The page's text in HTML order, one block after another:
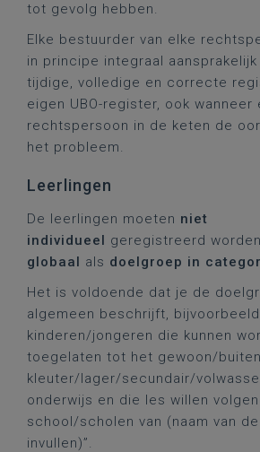
tot gevolg hebben.
Elke bestuurder van elke
in principe integraal
tijdige, volledige en correcte
eigen UBO-register, ook wanneer
rechtspersoon in de keten de
het probleem.
Leerlingen
De leerlingen moeten niet
individueel geregistreerd
globaal als doelgroep in
Het is voldoende dat je de
algemeen beschrijft,
kinderen/jongeren die kunnen
toegelaten tot het gewoon/
kleuter/lager/secundair/
onderwijs en die les willen
school/scholen van (naam van
invullen)”.